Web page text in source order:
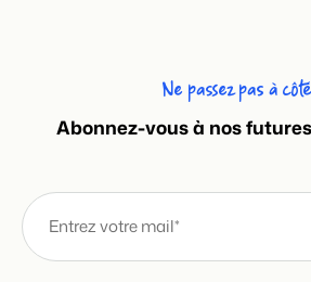
Ne passez pas à
Abonnez-vous à nos